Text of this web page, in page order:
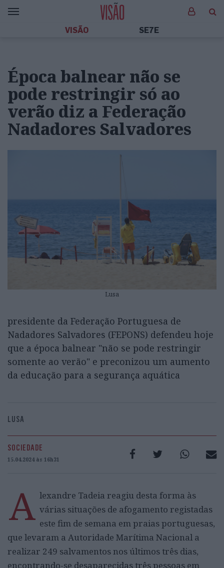
VISÃO SE7E
Época balnear não se
pode restringir só ao
verão diz a Federação
Nadadores Salvadores
Lusa
presidente da Federação Portuguesa de
Nadadores Salvadores (FEPONS) defendeu hoje
que a época balnear "não se pode restringir
somente ao verão" e preconizou um aumento
da educação para a segurança aquática
LUSA
SOCIEDADE
15.04.2024 às 16h31
A lexandre Tadeia reagiu desta forma às
várias situações de afogamento registadas
este fim de semana em praias portuguesas,
que levaram a Autoridade Marítima Nacional a
realizar 249 salvamentos nos últimos três dias,
encontrando-se desaparecidas três pessoas em